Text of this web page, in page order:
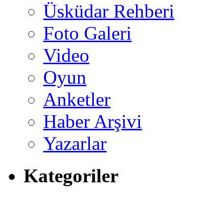
Üsküdar Rehberi
Foto Galeri
Video
Oyun
Anketler
Haber Arşivi
Yazarlar
Kategoriler